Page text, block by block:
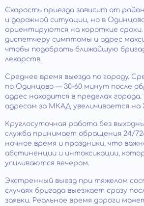
Скорость приезда зависит от
и дорожной ситуации, но в
ориентируются на короткие
диспетчеру симптомы и адрес
чтобы подобрать ближайшую
лекарств.
Среднее время выезда по городу.
по Одинцово — 30–60 минут после
адрес находится в пределах
адресам за МКАД увеличивается на
Круглосуточная работа без
служба принимает обращения 24/
ночное время и праздники, что
абстиненции и интоксикации,
усиливаются вечером.
Экстренный выезд при тяжелом
случаях бригада выезжает сразу
заявки. Реальное время дороги